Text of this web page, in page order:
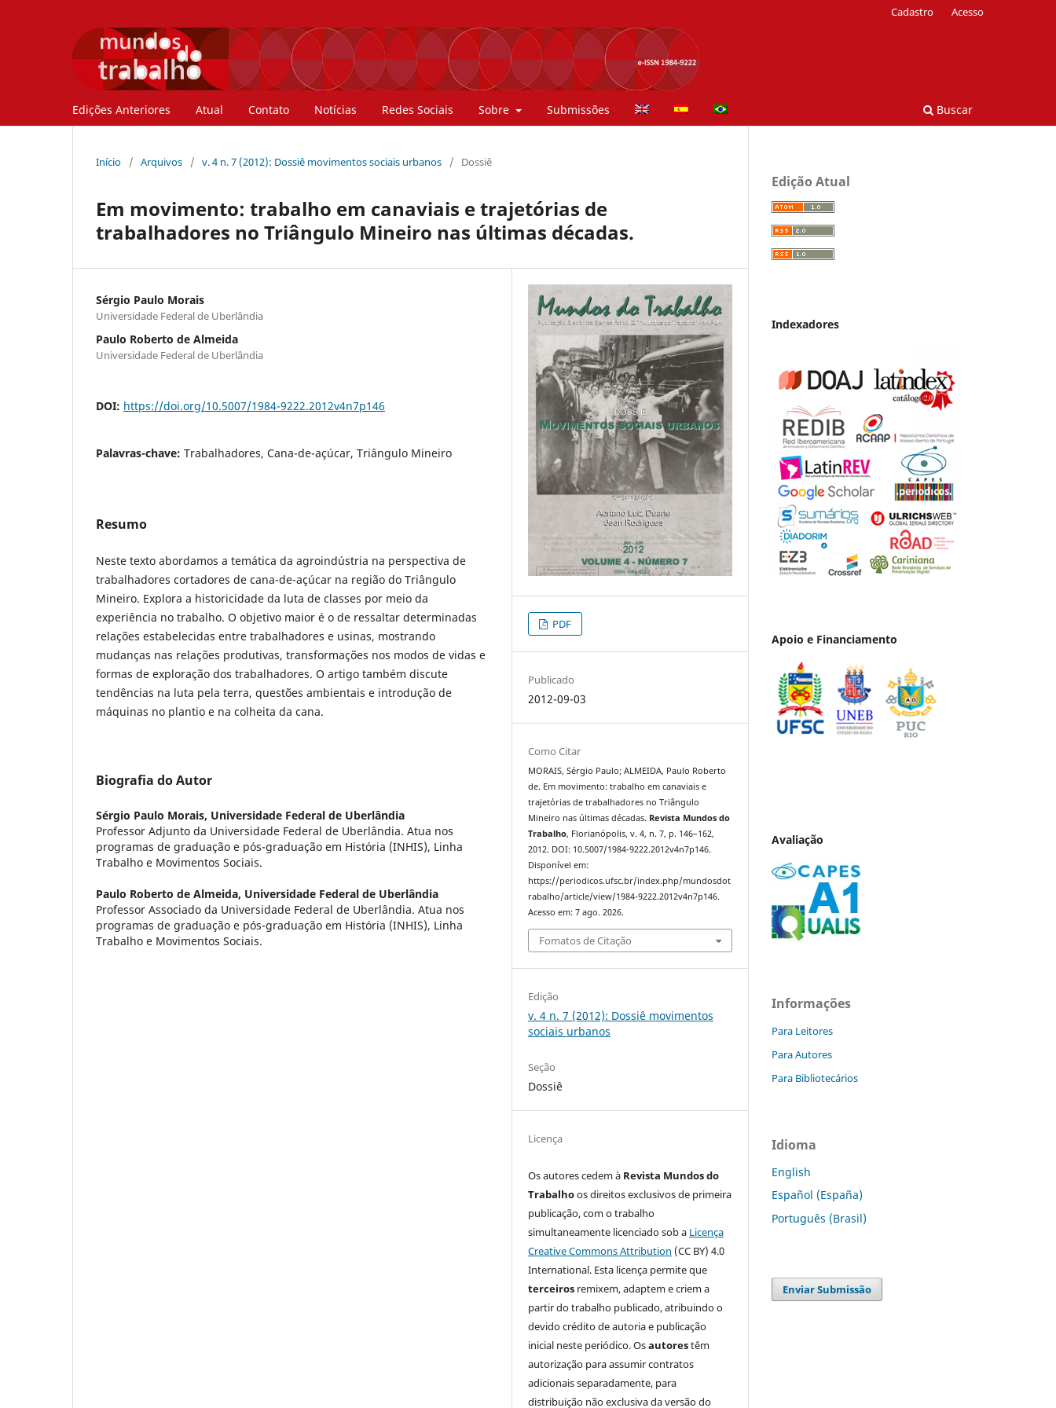
Edições Anteriores Atual Contato Notícias Redes Sociais Sobre Submissões Buscar
Cadastro Acesso
Início / Arquivos / v. 4 n. 7 (2012): Dossiê movimentos sociais urbanos / Dossiê
Em movimento: trabalho em canaviais e trajetórias de
trabalhadores no Triângulo Mineiro nas últimas décadas.
Sérgio Paulo Morais
Universidade Federal de Uberlândia
Paulo Roberto de Almeida
Universidade Federal de Uberlândia
DOI: https://doi.org/10.5007/1984-9222.2012v4n7p146
Palavras-chave: Trabalhadores, Cana-de-açúcar, Triângulo Mineiro
Resumo
Neste texto abordamos a temática da agroindústria na perspectiva de
trabalhadores cortadores de cana-de-açúcar na região do Triângulo
Mineiro. Explora a historicidade da luta de classes por meio da
experiência no trabalho. O objetivo maior é o de ressaltar determinadas
relações estabelecidas entre trabalhadores e usinas, mostrando
mudanças nas relações produtivas, transformações nos modos de vidas e
formas de exploração dos trabalhadores. O artigo também discute
tendências na luta pela terra, questões ambientais e introdução de
máquinas no plantio e na colheita da cana.
Biografia do Autor
Sérgio Paulo Morais, Universidade Federal de Uberlândia
Professor Adjunto da Universidade Federal de Uberlândia. Atua nos
programas de graduação e pós-graduação em História (INHIS), Linha
Trabalho e Movimentos Sociais.
Paulo Roberto de Almeida, Universidade Federal de Uberlândia
Professor Associado da Universidade Federal de Uberlândia. Atua nos
programas de graduação e pós-graduação em História (INHIS), Linha
Trabalho e Movimentos Sociais.
PDF
Publicado
2012-09-03
Como Citar
MORAIS, Sérgio Paulo; ALMEIDA, Paulo Roberto
de. Em movimento: trabalho em canaviais e
trajetórias de trabalhadores no Triângulo
Mineiro nas últimas décadas. Revista Mundos do
Trabalho, Florianópolis, v. 4, n. 7, p. 146–162,
2012. DOI: 10.5007/1984-9222.2012v4n7p146.
Disponível em:
https://periodicos.ufsc.br/index.php/mundosdot
rabalho/article/view/1984-9222.2012v4n7p146.
Acesso em: 7 ago. 2026.
Fomatos de Citação
Edição
v. 4 n. 7 (2012): Dossiê movimentos
sociais urbanos
Seção
Dossiê
Licença
Os autores cedem à Revista Mundos do
Trabalhoos direitos exclusivos de primeira
publicação, com o trabalho
simultaneamente licenciado sob a Licença
Creative Commons Attribution (CC BY) 4.0
International. Esta licença permite que
terceiros remixem, adaptem e criem a
partir do trabalho publicado, atribuindo o
devido crédito de autoria e publicação
inicial neste periódico. Osautorestêm
autorização para assumir contratos
adicionais separadamente, para
distribuição não exclusiva da versão do
Edição Atual
Indexadores
Apoio e Financiamento
Avaliação
Informações
Para Leitores
Para Autores
Para Bibliotecários
Idioma
English
Español (España)
Português (Brasil)
Enviar Submissão